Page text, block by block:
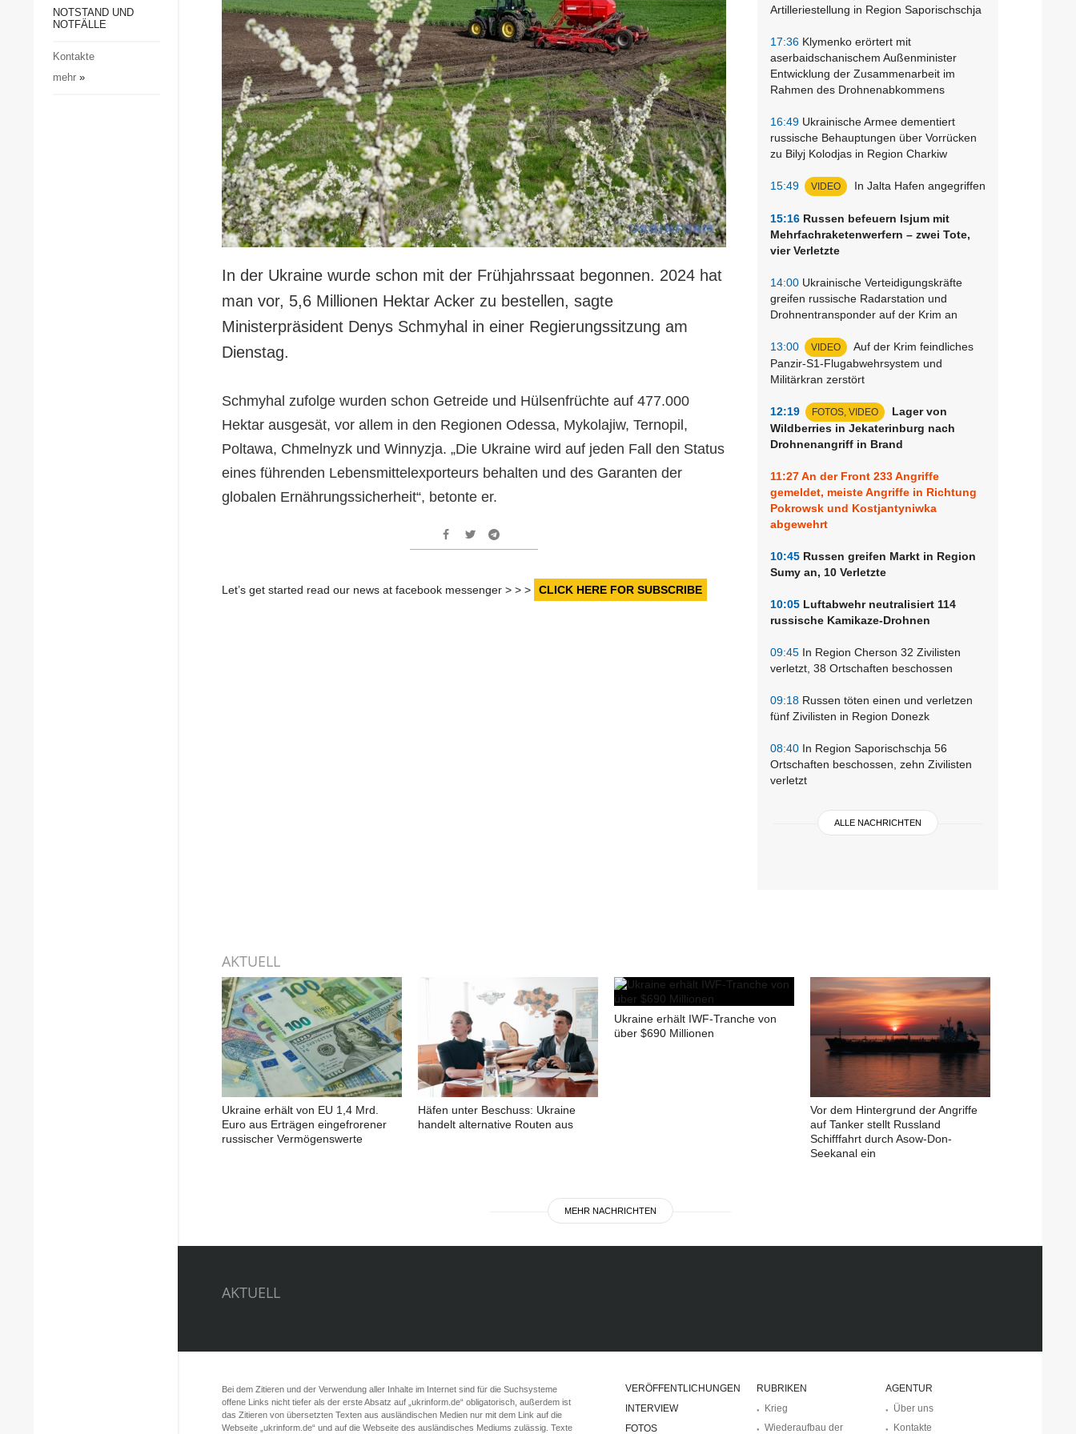
Gesellschaft und Kultur
Notstand und Notfälle
NOTSTAND UND
NOTFÄLLE
Kontakte
mehr»
Artilleriestellung in Region Saporischschja
17:36 Klymenko erörtert mit
aserbaidschanischem Außenminister
Entwicklung der Zusammenarbeit im
Rahmen des Drohnenabkommens
16:49 Ukrainische Armee dementiert
russische Behauptungen über Vorrücken
zu Bilyj Kolodjas in Region Charkiw
15:49 VIDEO In Jalta Hafen angegriffen
15:16 Russen befeuern Isjum mit
Mehrfachraketenwerfern – zwei Tote,
vier Verletzte
14:00 Ukrainische Verteidigungskräfte
greifen russische Radarstation und
Drohnentransponder auf der Krim an
13:00 VIDEO
Auf der Krim feindliches
Panzir-S1-Flugabwehrsystem und
Militärkran zerstört
12:19 FOTOS, VIDEO
Lager von
Wildberries in Jekaterinburg nach
Drohnenangriff in Brand
11:27An der Front 233 Angriffe
gemeldet, meiste Angriffe in Richtung
Pokrowsk und Kostjantyniwka
abgewehrt
10:45 Russen greifen Markt in Region
Sumy an, 10 Verletzte
10:05 Luftabwehr neutralisiert 114
russische Kamikaze-Drohnen
09:45 In Region Cherson 32 Zivilisten
verletzt, 38 Ortschaften beschossen
09:18 Russen töten einen und verletzen
fünf Zivilisten in Region Donezk
08:40 In Region Saporischschja 56
Ortschaften beschossen, zehn Zivilisten
verletzt
ALLE NACHRICHTEN
In der Ukraine wurde schon mit der Frühjahrssaat begonnen. 2024 hat
man vor, 5,6 Millionen Hektar Acker zu bestellen, sagte
Ministerpräsident Denys Schmyhal in einer Regierungssitzung am
Dienstag.
Schmyhal zufolge wurden schon Getreide und Hülsenfrüchte auf 477.000
Hektar ausgesät, vor allem in den Regionen Odessa, Mykolajiw, Ternopil,
Poltawa, Chmelnyzk und Winnyzja. „Die Ukraine wird auf jeden Fall den Status
eines führenden Lebensmittelexporteurs behalten und des Garanten der
globalen Ernährungssicherheit“, betonte er.
Let’s get started read our news at facebook messenger > > > CLICK HERE FOR SUBSCRIBE
AKTUELL
Ukraine erhält von EU 1,4 Mrd.
Euro aus Erträgen eingefrorener
russischer Vermögenswerte
Häfen unter Beschuss: Ukraine
handelt alternative Routen aus
Ukraine erhält IWF-Tranche von
über $690 Millionen
Vor dem Hintergrund der Angriffe
auf Tanker stellt Russland
Schifffahrt durch Asow-Don-
Seekanal ein
MEHR NACHRICHTEN
AKTUELL
RUBRIKEN
Krieg
Wiederaufbau der
AGENTUR
Über uns
Kontakte
VERÖFFENTLICHUNGEN
INTERVIEW
FOTOS
Bei dem Zitieren und der Verwendung aller Inhalte im Internet sind für die Suchsysteme
offene Links nicht tiefer als der erste Absatz auf „ukrinform.de“ obligatorisch, außerdem ist
das Zitieren von übersetzten Texten aus ausländischen Medien nur mit dem Link auf die
Webseite „ukrinform.de“ und auf die Webseite des ausländisches Mediums zulässig. Texte